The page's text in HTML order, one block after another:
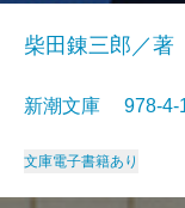
柴田錬三郎／著
新潮文庫 978-
文庫電子書籍あり